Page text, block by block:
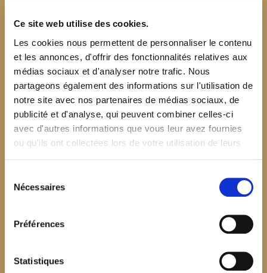
Ce site web utilise des cookies.
Les cookies nous permettent de personnaliser le contenu
et les annonces, d'offrir des fonctionnalités relatives aux
médias sociaux et d'analyser notre trafic. Nous
partageons également des informations sur l'utilisation de
notre site avec nos partenaires de médias sociaux, de
publicité et d'analyse, qui peuvent combiner celles-ci
avec d'autres informations que vous leur avez fournies
ou qu'ils ont collectées lors de votre utilisation de leurs
Nécessaires
Préférences
Statistiques